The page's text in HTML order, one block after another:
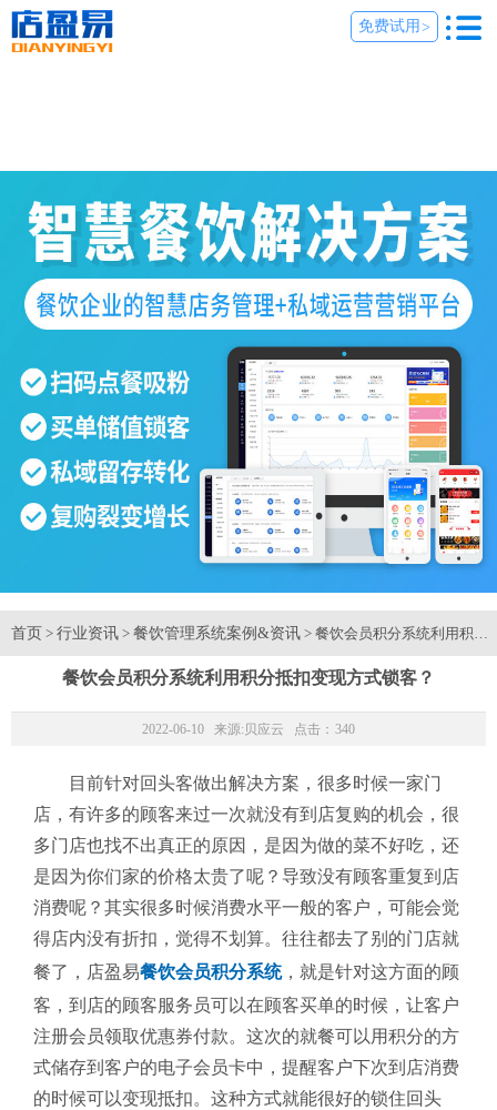
免费试用 >
首页 > 行业资讯 > 餐饮管理系统案例&资讯 > 餐饮会员积分系统利用积分
餐饮会员积分系统利用积分抵扣变现方式锁客？
2022-06-10 来源: 贝应云 点击： 340
目前针对回头客做出解决方案，很多时候一家门
店，有许多的顾客来过一次就没有到店复购的机会，很
多门店也找不出真正的原因，是因为做的菜不好吃，还
是因为你们家的价格太贵了呢？导致没有顾客重复到店
消费呢？其实很多时候消费水平一般的客户，可能会觉
得店内没有折扣，觉得不划算。往往都去了别的门店就
餐了，店盈易餐饮会员积分系统，就是针对这方面的顾
客，到店的顾客服务员可以在顾客买单的时候，让客户
注册会员领取优惠券付款。这次的就餐可以用积分的方
式储存到客户的电子会员卡中，提醒客户下次到店消费
的时候可以变现抵扣。这种方式就能很好的锁住回头